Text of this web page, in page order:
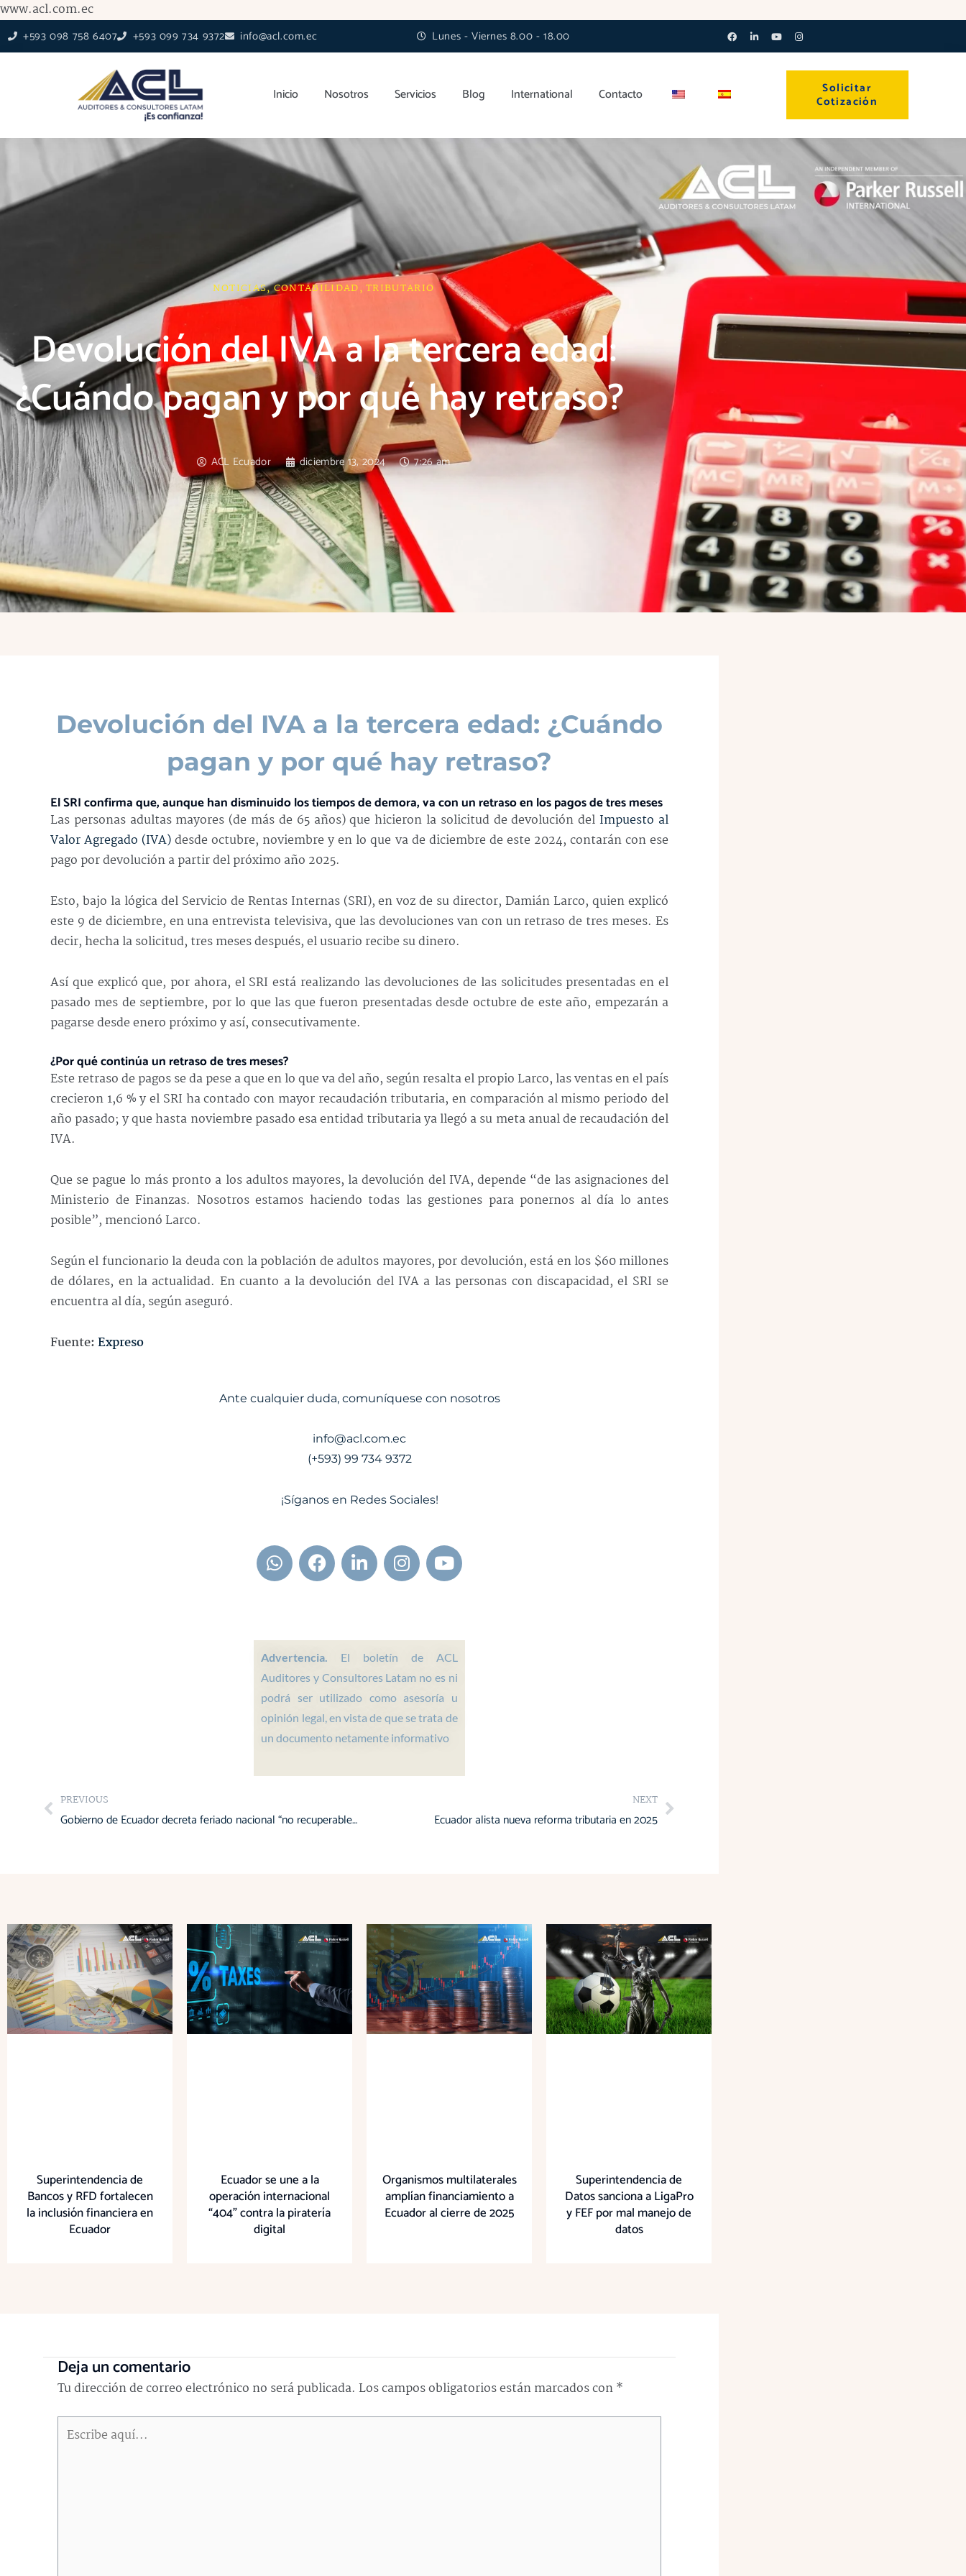
www.acl.com.ecIr
al
contenido
+593 098 758 6407 +593 099 734 9372 info@acl.com.ec Lunes - Viernes 8.00 - 18.00 Facebook-
f
Linkedin-
in
YoutubeInstagram
Inicio Nosotros Servicios Blog International Contacto Solicitar
Cotización
NOTICIAS,CONTABILIDAD,TRIBUTARIO
Devolución del IVA a la tercera edad:
¿Cuándo pagan y por qué hay retraso?
ACL Ecuador diciembre 13, 2024 7:26 am
Devolución del IVA a la tercera edad: ¿Cuándo
pagan y por qué hay retraso?
El SRI confirma que, aunque han disminuido los tiempos de demora, va con un retraso en los pagos de tres meses
Las personas adultas mayores (de más de 65 años) que hicieron la solicitud de devolución del Impuesto al
Valor Agregado (IVA)desde octubre, noviembre y en lo que va de diciembre de este 2024, contarán con ese
pago por devolución a partir del próximo año 2025.
Esto, bajo la lógica del Servicio de Rentas Internas (SRI), en voz de su director, Damián Larco, quien explicó
este 9 de diciembre, en una entrevista televisiva, que las devoluciones van con un retraso de tres meses. Es
decir, hecha la solicitud, tres meses después, el usuario recibe su dinero.
Así que explicó que, por ahora, el SRI está realizando las devoluciones de las solicitudes presentadas en el
pasado mes de septiembre, por lo que las que fueron presentadas desde octubre de este año, empezarán a
pagarse desde enero próximo y así, consecutivamente.
¿Por qué continúa un retraso de tres meses?
Este retraso de pagos se da pese a que en lo que va del año, según resalta el propio Larco, las ventas en el país
crecieron 1,6 % y el SRI ha contado con mayor recaudación tributaria, en comparación al mismo periodo del
año pasado; y que hasta noviembre pasado esa entidad tributaria ya llegó a su meta anual de recaudación del
IVA.
Que se pague lo más pronto a los adultos mayores, la devolución del IVA, depende “de las asignaciones del
Ministerio de Finanzas. Nosotros estamos haciendo todas las gestiones para ponernos al día lo antes
posible”, mencionó Larco.
Según el funcionario la deuda con la población de adultos mayores, por devolución, está en los $60 millones
de dólares, en la actualidad. En cuanto a la devolución del IVA a las personas con discapacidad, el SRI se
encuentra al día, según aseguró.
Fuente:Expreso
Ante cualquier duda, comuníquese con nosotros
info@acl.com.ec
(+593) 99 734 9372
¡Síganos en Redes Sociales!
W
h
a
a
p
p
F
a
c
o
o
k
L
i
n
d
i
n
I
n
s
g
a
m
Y
o
u
b
e
Advertencia. El boletín de ACL
Auditores y Consultores Latam no es ni
podrá ser utilizado como asesoría u
opinión legal, en vista de que se trata de
un documento netamente informativo
Prev
PREVIOUS
Gobierno de Ecuador decreta feriado nacional “no recuperable” del 1 al 5 de enero de 2025
NEXT
Ecuador alista nueva reforma tributaria en 2025
Superintendencia de
Bancos y RFD fortalecen
la inclusión financiera en
Ecuador
Ecuador se une a la
operación internacional
“404” contra la piratería
digital
Organismos multilaterales
amplían financiamiento a
Ecuador al cierre de 2025
Superintendencia de
Datos sanciona a LigaPro
y FEF por mal manejo de
datos
Deja un comentario
Tu dirección de correo electrónico no será publicada. Los campos obligatorios están marcados con*
Escribe